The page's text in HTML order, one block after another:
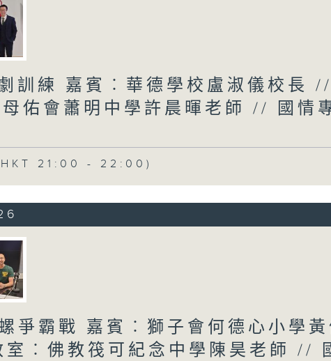
訓練 嘉賓︰華德學校盧淑儀校長
母佑會蕭明中學許晨暉老師 // 國情
21:00 - 22:00)
爭霸戰 嘉賓︰獅子會何德心小學黃
︰佛教筏可紀念中學陳昊老師 //